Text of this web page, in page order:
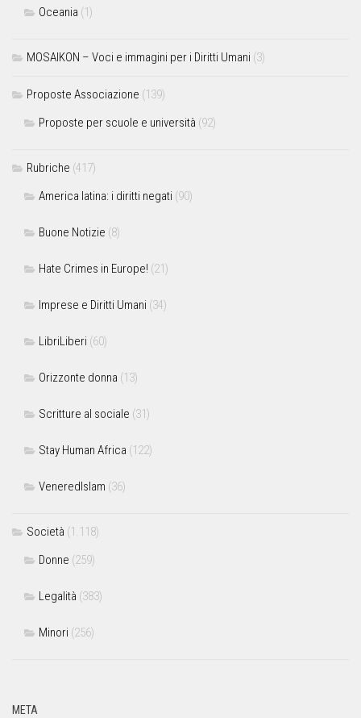
Oceania (1)
MOSAIKON – Voci e immagini per i Diritti Umani (3)
Proposte Associazione (139)
Proposte per scuole e università (92)
Rubriche (417)
America latina: i diritti negati (90)
Buone Notizie (8)
Hate Crimes in Europe! (21)
Imprese e Diritti Umani (34)
LibriLiberi (60)
Orizzonte donna (13)
Scritture al sociale (31)
Stay Human Africa (122)
VeneredIslam (36)
Società (1.118)
Donne (259)
Legalità (383)
Minori (256)
META